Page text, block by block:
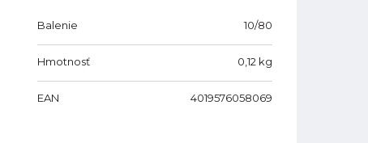
Balenie 10/80
Hmotnosť 0,12 kg
EAN 4019576058069